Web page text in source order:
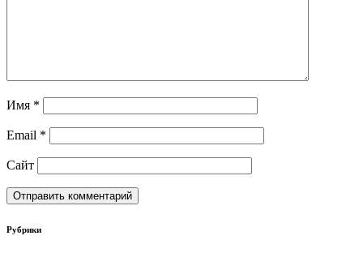
Имя *
Email *
Сайт
Рубрики